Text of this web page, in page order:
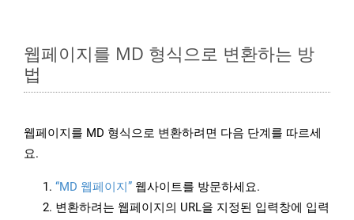
웹페이지를 MD 형식으로 변환하는 방
법
웹페이지를 MD 형식으로 변환하려면 다음 단계를 따르세
요.
“MD 웹페이지” 웹사이트를 방문하세요.
변환하려는 웹페이지의 URL을 지정된 입력창에 입력